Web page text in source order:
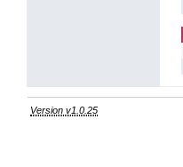
Version v1.0.25